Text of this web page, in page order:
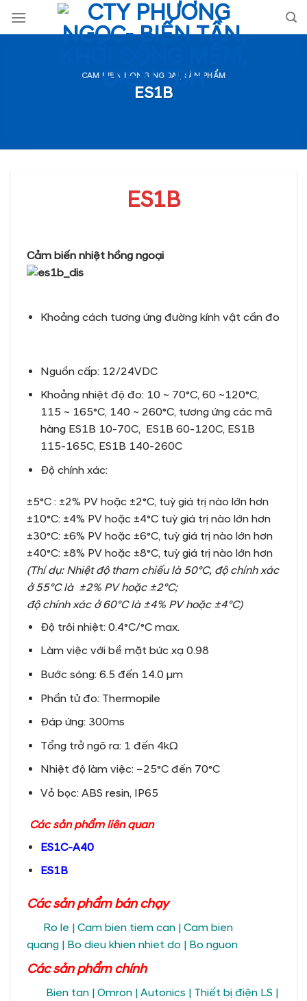
CAM BIEN HONG NGOAI SẢN PHẨM
ES1B
ES1B
Cảm biến nhiệt hồng ngoại
Khoảng cách tương ứng đường kính vật cần đo
Nguồn cấp: 12/24VDC
Khoảng nhiệt độ đo: 10 ~ 70°C, 60 ~120°C,
115 ~ 165°C, 140 ~ 260°C, tương ứng các mã
hàng ES1B 10-70C, ES1B 60-120C, ES1B
115-165C, ES1B 140-260C
Độ chính xác:
±5°C : ±2% PV hoặc ±2°C, tuỳ giá trị nào lớn hơn
±10°C: ±4% PV hoặc ±4°C tuỳ giá trị nào lớn hơn
±30°C: ±6% PV hoặc ±6°C, tuỳ giá trị nào lớn hơn
±40°C: ±8% PV hoặc ±8°C, tuỳ giá trị nào lớn hơn
(Thí dụ: Nhiệt độ tham chiếu là 50°C, độ chính xác
ở 55°C là ±2% PV hoặc ±2°C;
độ chính xác ở 60°C là ±4% PV hoặc ±4°C)
Độ trôi nhiệt: 0.4°C/°C max.
Làm việc với bề mặt bức xạ 0.98
Bước sóng: 6.5 đến 14.0 μm
Phần tử đo: Thermopile
Đáp ứng: 300ms
Tổng trở ngõ ra: 1 đến 4kΩ
Nhiệt độ làm việc: −25°C đến 70°C
Vỏ bọc: ABS resin, IP65
Các sản phẩm liên quan
ES1C-A40
ES1B
Các sản phẩm bán chạy
Ro le | Cam bien tiem can | Cam bien
quang | Bo dieu khien nhiet do | Bo nguon
Các sản phẩm chính
Bien tan | Omron | Autonics | Thiết bị điện LS |